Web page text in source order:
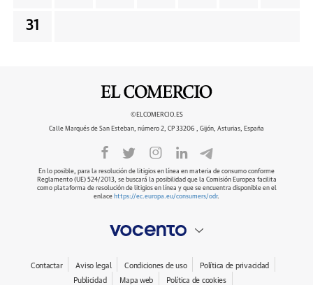
31
©ELCOMERCIO.ES
Calle Marqués de San Esteban, número 2, CP 33206 , Gijón, Asturias, España
En lo posible, para la resolución de litigios en línea en materia de consumo conforme
Reglamento (UE) 524/2013, se buscará la posibilidad que la Comisión Europea facilita
como plataforma de resolución de litigios en línea y que se encuentra disponible en el
enlace https://ec.europa.eu/consumers/odr.
Contactar Aviso legal Condiciones de uso
Política de privacidad
Publicidad
Mapa web Política de cookies